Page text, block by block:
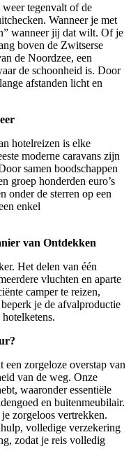
tegenvalt of de
Wanneer je met
wanneer jij dat wilt. Of je
boven de Zwitserse
de Noordzee, een
de schoonheid is. Door
afstanden licht en
hotelreizen is elke
moderne caravans zijn
samen boodschappen
groep honderden euro’s
onder de sterren op een
enkel
van Ontdekken
Het delen van één
vluchten en aparte
camper te reizen,
je de afvalproductie
een zorgeloze overstap van
van de weg. Onze
waaronder essentiële
en buitenmeubilair.
zorgeloos vertrekken.
volledige verzekering
zodat je reis volledig